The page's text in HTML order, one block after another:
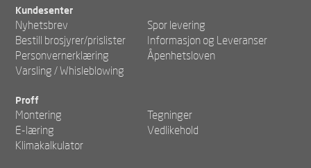
Kundesenter
Nyhetsbrev
Spor levering
Bestill brosjyrer/prislister
Informasjon og Leveranser
Personvernerklæring
Åpenhetsloven
Varsling / Whisleblowing
Proff
Montering
Tegninger
E-læring
Vedlikehold
Klimakalkulator